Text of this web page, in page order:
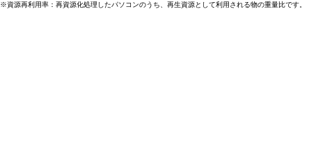
※資源再利用率：再資源化処理したパソコンのうち、再生資源として利用される物の重量比です。